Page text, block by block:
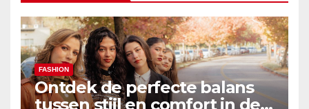
FASHION
Ontdek de perfecte balans
tussen stijl en comfort in de